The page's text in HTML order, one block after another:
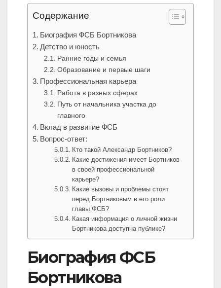
Содержание
Биография ФСБ Бортникова
Детство и юность
Ранние годы и семья
Образование и первые шаги
Профессиональная карьера
Работа в разных сферах
Путь от начальника участка до
главного
Вклад в развитие ФСБ
Вопрос-ответ:
Кто такой Александр Бортников?
Какие достижения имеет Бортников
в своей профессиональной
карьере?
Какие вызовы и проблемы стоят
перед Бортниковым в его роли
главы ФСБ?
Какая информация о личной жизни
Бортникова доступна публике?
Биография ФСБ
Бортникова